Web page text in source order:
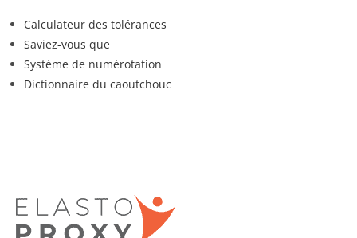
Calculateur des tolérances
Saviez-vous que
Système de numérotation
Dictionnaire du caoutchouc